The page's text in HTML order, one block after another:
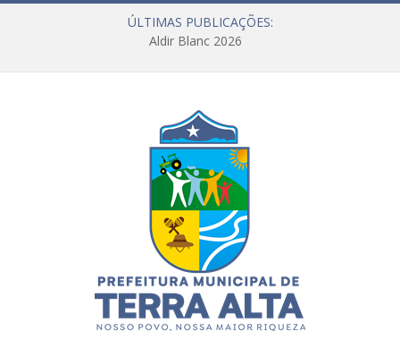
ÚLTIMAS PUBLICAÇÕES:
Aldir Blanc 2026